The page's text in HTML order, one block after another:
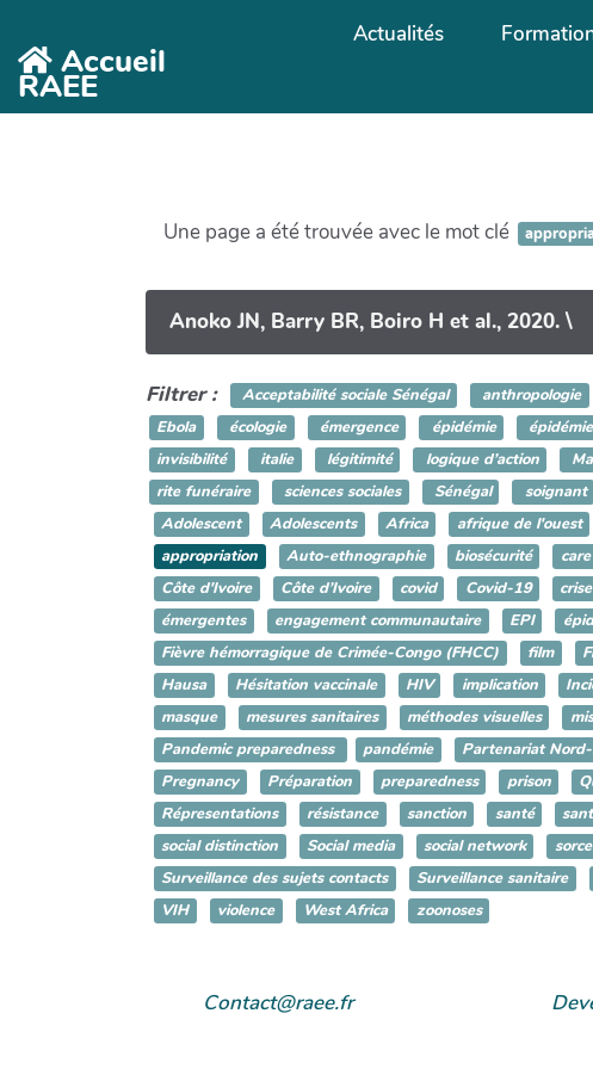
Accueil
RAEE
Actualités
Une page a été trouvée avec le mot clé
Anoko JN, Barry BR, Boiro H et al., 2020. \
Filtrer : Acceptabilité sociale Sénégal anthropologie
Ebola
écologie émergence épidémie
invisibilité
italie légitimité logique d’action
rite funéraire
sciences sociales Sénégal soignant
Adolescent
Adolescents Africa afrique de l'ouest
appropriation
Auto-ethnographie biosécurité care
Côte d'Ivoire
Côte d’Ivoire covid Covid-19
émergentes
engagement communautaire EPI
Fièvre hémorragique de Crimée-Congo (FHCC)
film
Hausa
Hésitation vaccinale HIV implication
masque
mesures sanitaires méthodes visuelles
Pandemic preparedness
pandémie Partenariat
Pregnancy
Préparation preparedness prison
Répresentations
résistance sanction santé
social distinction
Social media social network
Surveillance des sujets contacts
Surveillance sanitaire
VIH
violence West Africa zoonoses
Contact@raee.fr